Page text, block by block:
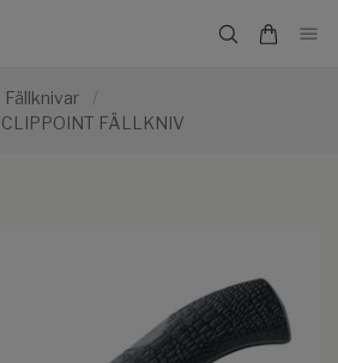
Fällknivar
/
CLIPPOINT FÄLLKNIV